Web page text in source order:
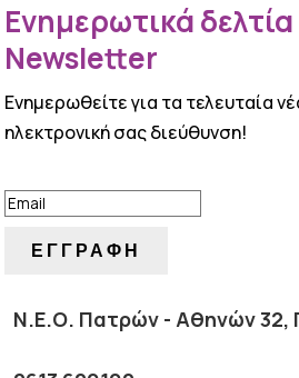
Ενημερωτικά
Newsletter
Ενημερωθείτε για τα τελευταία
ηλεκτρονική σας διεύθυνση!
ΕΓΓΡΑΦΗ
Ν.Ε.Ο. Πατρών - Αθηνών 32,